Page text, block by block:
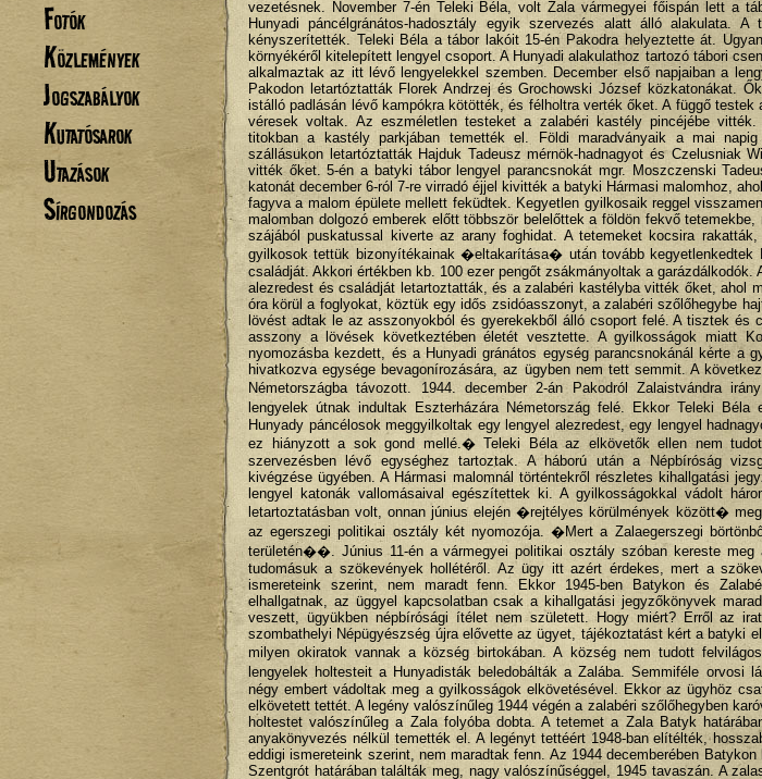
Fotók
Közlemények
Jogszabályok
Kutatósarok
Utazások
Sírgondozás
vezetésnek. November 7-én Teleki Béla, volt Zala vármegyei főispán lett a
Hunyadi páncélgránátos-hadosztály egyik szervezés alatt álló alakulata.
kényszerítették. Teleki Béla a tábor lakóit 15-én Pakodra helyeztette át.
környékéről kitelepített lengyel csoport. A Hunyadi alakulathoz tartozó tábori
alkalmaztak az itt lévő lengyelekkel szemben. December első napjaiban a
Pakodon letartóztatták Florek Andrzej és Grochowski József közkatonákat.
istálló padlásán lévő kampókra kötötték, és félholtra verték őket. A függő
véresek voltak. Az eszméletlen testeket a zalabéri kastély pincéjébe
titokban a kastély parkjában temették el. Földi maradványaik a mai
szállásukon letartóztatták Hajduk Tadeusz mérnök-hadnagyot és Czelusniak
vitték őket. 5-én a batyki tábor lengyel parancsnokát mgr. Moszczenski
katonát december 6-ról 7-re virradó éjjel kivitték a batyki Hármasi malomhoz,
fagyva a malom épülete mellett feküdtek. Kegyetlen gyilkosaik reggel
malomban dolgozó emberek előtt többször belelőttek a földön fekvő
szájából puskatussal kiverte az arany foghidat. A tetemeket kocsira
gyilkosok tettük bizonyítékainak �eltakarítása� után tovább kegyetlenkedtek
családját. Akkori értékben kb. 100 ezer pengőt zsákmányoltak a
alezredest és családját letartoztatták, és a zalabéri kastélyba vitték őket, ahol
óra körül a foglyokat, köztük egy idős zsidóasszonyt, a zalabéri szőlőhegybe
lövést adtak le az asszonyokból és gyerekekből álló csoport felé. A tisztek és
asszony a lövések következtében életét vesztette. A gyilkosságok miatt
nyomozásba kezdett, és a Hunyadi gránátos egység parancsnokánál kérte a
hivatkozva egysége bevagonírozására, az ügyben nem tett semmit. A
Németországba távozott. 1944. december 2-án Pakodról Zalaistvándra
lengyelek útnak indultak Eszterházára Németország felé. Ekkor Teleki
Hunyady páncélosok meggyilkoltak egy lengyel alezredest, egy lengyel
ez hiányzott a sok gond mellé.� Teleki Béla az elkövetők ellen nem
szervezésben lévő egységhez tartoztak. A háború után a Népbíróság
kivégzése ügyében. A Hármasi malomnál történtekről részletes kihallgatási
lengyel katonák vallomásaival egészítettek ki. A gyilkosságokkal vádolt
letartoztatásban volt, onnan június elején �rejtélyes körülmények között�
az egerszegi politikai osztály két nyomozója. �Mert a Zalaegerszegi
területén��. Június 11-én a vármegyei politikai osztály szóban kereste meg
tudomásuk a szökevények hollétéről. Az ügy itt azért érdekes, mert a
ismereteink szerint, nem maradt fenn. Ekkor 1945-ben Batykon és
elhallgatnak, az üggyel kapcsolatban csak a kihallgatási jegyzőkönyvek
veszett, ügyükben népbírósági ítélet nem született. Hogy miért? Erről az
szombathelyi Népügyészség újra elővette az ügyet, tájékoztatást kért a batyki
milyen okiratok vannak a község birtokában. A község nem tudott
lengyelek holtesteit a Hunyadisták beledobálták a Zalába. Semmiféle
négy embert vádoltak meg a gyilkosságok elkövetésével. Ekkor az ügyhöz
elkövetett tettét. A legény valószínűleg 1944 végén a zalabéri szőlőhegyben
holtestet valószínűleg a Zala folyóba dobta. A tetemet a Zala Batyk
anyakönyvezés nélkül temették el. A legényt tettéért 1948-ban elítélték,
eddigi ismereteink szerint, nem maradtak fenn. Az 1944 decemberében
Szentgrót határában találták meg, nagy valószínűséggel, 1945 tavaszán. A